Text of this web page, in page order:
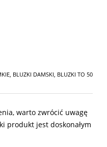
BLUZKI DAMSKI BLUZKI TO 50
warto zwrócić uwagę
produkt jest doskonałym